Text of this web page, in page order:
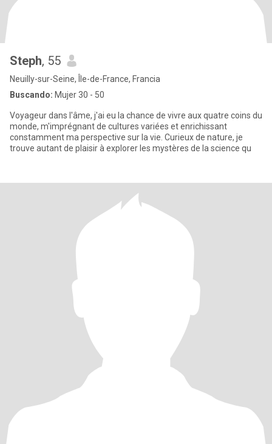
Steph, 55
Neuilly-sur-Seine, Île-de-France, Francia
Buscando: Mujer 30 - 50
Voyageur dans l'âme, j'ai eu la chance de vivre aux quatre coins du
monde, m'imprégnant de cultures variées et enrichissant
constamment ma perspective sur la vie. Curieux de nature, je
trouve autant de plaisir à explorer les mystères de la science qu